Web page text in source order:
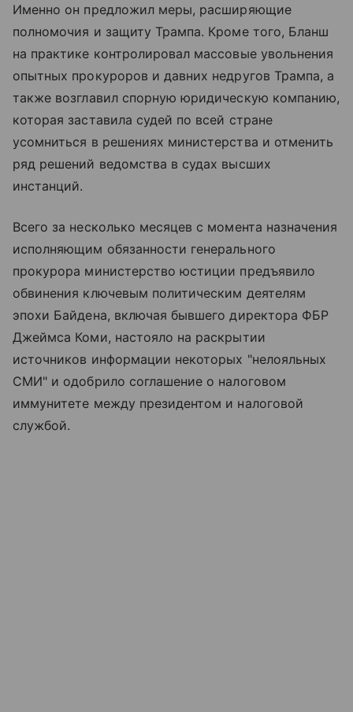
Именно он предложил меры, расширяющие
полномочия и защиту Трампа. Кроме того, Бланш
на практике контролировал массовые увольнения
опытных прокуроров и давних недругов Трампа, а
также возглавил спорную юридическую компанию,
которая заставила судей по всей стране
усомниться в решениях министерства и отменить
ряд решений ведомства в судах высших
инстанций.
Всего за несколько месяцев с момента назначения
исполняющим обязанности генерального
прокурора министерство юстиции предъявило
обвинения ключевым политическим деятелям
эпохи Байдена, включая бывшего директора ФБР
Джеймса Коми, настояло на раскрытии
источников информации некоторых "нелояльных
СМИ" и одобрило соглашение о налоговом
иммунитете между президентом и налоговой
службой.